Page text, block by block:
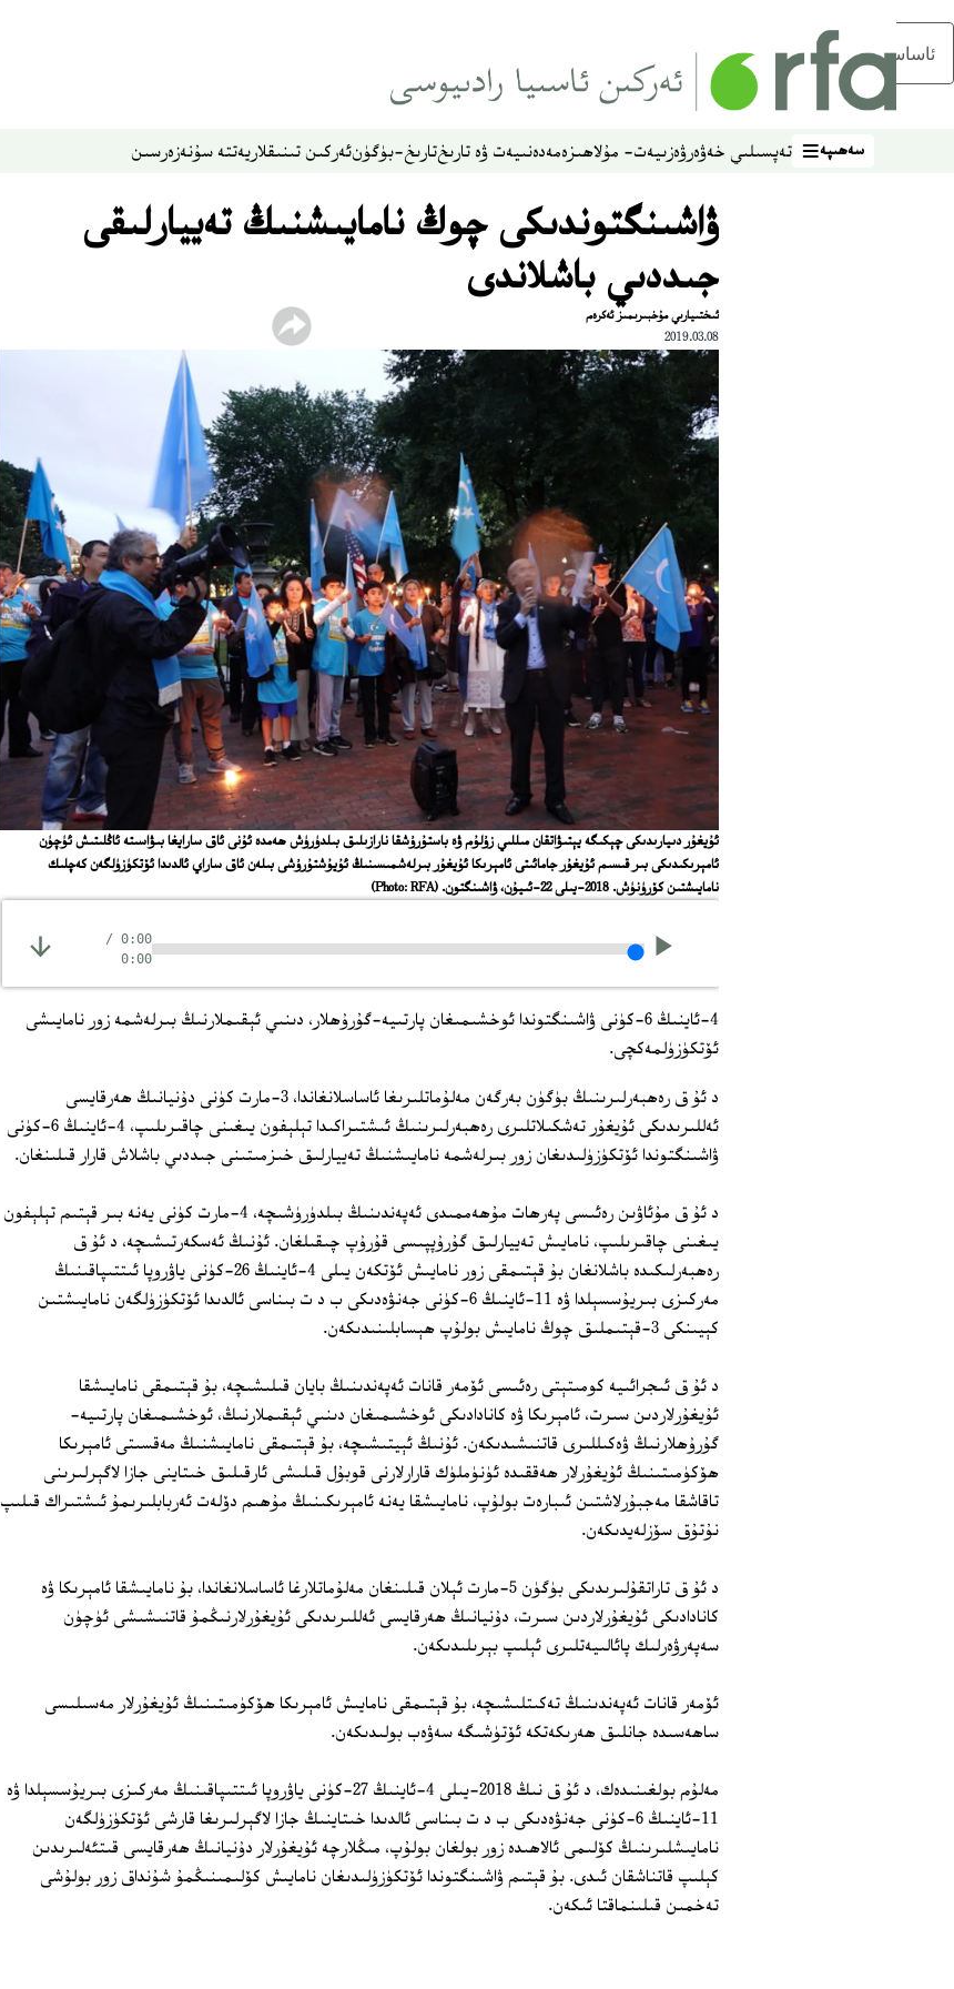
ئاساسلىق مەزمۇنغا ئاتلاڭ
سەھىپە
سەھىپە تەپسىلىي خەۋەرۋەزىيەت- مۇلاھىزەمەدەنىيەت ۋە تارىختارىخ-بۈگۈنئەركىن تىنىقلاريەتتە سۇنەزەرسىن
ۋاشىنگتوندىكى چوڭ نامايىشنىڭ تەييارلىقى
جىددىي باشلاندى
ئىختىيارىي مۇخبىرىمىز ئەكرەم
2019.03.08
ئۇيغۇر دىيارىدىكى چېكىگە يېتىۋاتقان مىللىي زۇلۇم ۋە باستۇرۇشقا نارازىلىق بىلدۈرۈش ھەمدە ئۇنى ئاق سارايغا بىۋاسىتە ئاڭلىتىش ئۈچۈن
ئامېرىكىدىكى بىر قىسىم ئۇيغۇر جامائىتى ئامېرىكا ئۇيغۇر بىرلەشمىسىنىڭ ئۇيۇشتۇرۇشى بىلەن ئاق ساراي ئالدىدا ئۆتكۈزۈلگەن كەچلىك
نامايىشتىن كۆرۈنۈش. 2018-يىلى 22-ئىيۇن، ۋاشىنگتون.
(Photo: RFA)
0:00
/
0:00
4-ئاينىڭ 6-كۈنى ۋاشىنگتوندا ئوخشىمىغان پارتىيە-گۇرۇھلار، دىنىي ئېقىملارنىڭ بىرلەشمە زور نامايىشى
ئۆتكۈزۈلمەكچى.
د ئۇ ق رەھبەرلىرىنىڭ بۈگۈن بەرگەن مەلۇماتلىرىغا ئاساسلانغاندا، 3-مارت كۈنى دۇنيانىڭ ھەرقايسى
ئەللىرىدىكى ئۇيغۇر تەشكىلاتلىرى رەھبەرلىرىنىڭ ئىشتىراكىدا تېلېفون يىغىنى چاقىرىلىپ، 4-ئاينىڭ 6-كۈنى
ۋاشىنگتوندا ئۆتكۈزۈلىدىغان زور بىرلەشمە نامايىشنىڭ تەييارلىق خىزمىتىنى جىددىي باشلاش قارار قىلىنغان.
د ئۇ ق مۇئاۋىن رەئىسى پەرھات مۇھەممىدى ئەپەندىنىڭ بىلدۈرۈشىچە، 4-مارت كۈنى يەنە بىر قېتىم تېلېفون
يىغىنى چاقىرىلىپ، نامايىش تەييارلىق گۇرۇپپىسى قۇرۇپ چىقىلغان. ئۇنىڭ ئەسكەرتىشىچە، د ئۇ ق
رەھبەرلىكىدە باشلانغان بۇ قېتىمقى زور نامايىش ئۆتكەن يىلى 4-ئاينىڭ 26-كۈنى ياۋروپا ئىتتىپاقىنىڭ
مەركىزى بىريۇسسېلدا ۋە 11-ئاينىڭ 6-كۈنى جەنۋەدىكى ب د ت بىناسى ئالدىدا ئۆتكۈزۈلگەن نامايىشتىن
كېيىنكى 3-قېتىملىق چوڭ نامايىش بولۇپ ھېسابلىنىدىكەن.
د ئۇ ق ئىجرائىيە كومىتېتى رەئىسى ئۆمەر قانات ئەپەندىنىڭ بايان قىلىشىچە، بۇ قېتىمقى نامايىشقا
ئۇيغۇرلاردىن سىرت، ئامېرىكا ۋە كانادادىكى ئوخشىمىغان دىنىي ئېقىملارنىڭ، ئوخشىمىغان پارتىيە-
گۇرۇھلارنىڭ ۋەكىللىرى قاتنىشىدىكەن. ئۇنىڭ ئېيتىشىچە، بۇ قېتىمقى نامايىشنىڭ مەقسىتى ئامېرىكا
ھۆكۈمىتىنىڭ ئۇيغۇرلار ھەققىدە ئۈنۈملۈك قارارلارنى قوبۇل قىلىشى ئارقىلىق خىتاينى جازا لاگېرلىرىنى
تاقاشقا مەجبۇرلاشتىن ئىبارەت بولۇپ، نامايىشقا يەنە ئامېرىكىنىڭ مۇھىم دۆلەت ئەربابلىرىمۇ ئىشتىراك قىلىپ
نۇتۇق سۆزلەيدىكەن.
د ئۇ ق تاراتقۇلىرىدىكى بۈگۈن 5-مارت ئېلان قىلىنغان مەلۇماتلارغا ئاساسلانغاندا، بۇ نامايىشقا ئامېرىكا ۋە
كانادادىكى ئۇيغۇرلاردىن سىرت، دۇنيانىڭ ھەرقايسى ئەللىرىدىكى ئۇيغۇرلارنىڭمۇ قاتنىشىشى ئۈچۈن
سەپەرۋەرلىك پائالىيەتلىرى ئېلىپ بېرىلىدىكەن.
ئۆمەر قانات ئەپەندىنىڭ تەكىتلىشىچە، بۇ قېتىمقى نامايىش ئامېرىكا ھۆكۈمىتىنىڭ ئۇيغۇرلار مەسىلىسى
ساھەسىدە جانلىق ھەرىكەتكە ئۆتۈشىگە سەۋەب بولىدىكەن.
مەلۇم بولغىنىدەك، د ئۇ ق نىڭ 2018-يىلى 4-ئاينىڭ 27-كۈنى ياۋروپا ئىتتىپاقىنىڭ مەركىزى بىريۇسسېلدا ۋە
11-ئاينىڭ 6-كۈنى جەنۋەدىكى ب د ت بىناسى ئالدىدا خىتاينىڭ جازا لاگېرلىرىغا قارشى ئۆتكۈزۈلگەن
نامايىشلىرىنىڭ كۆلىمى ئالاھىدە زور بولغان بولۇپ، مىڭلارچە ئۇيغۇرلار دۇنيانىڭ ھەرقايسى قىتئەلىرىدىن
كېلىپ قاتناشقان ئىدى. بۇ قېتىم ۋاشىنگتوندا ئۆتكۈزۈلىدىغان نامايىش كۆلىمىنىڭمۇ شۇنداق زور بولۇشى
تەخمىن قىلىنماقتا ئىكەن.